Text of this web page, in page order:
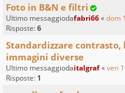
Foto in B&N e filtri
Ultimo messaggiodafabri66«dom
Risposte:6
Standardizzare
immagini diverse
Ultimo messaggiodaitalgraf«ven
Risposte: 1